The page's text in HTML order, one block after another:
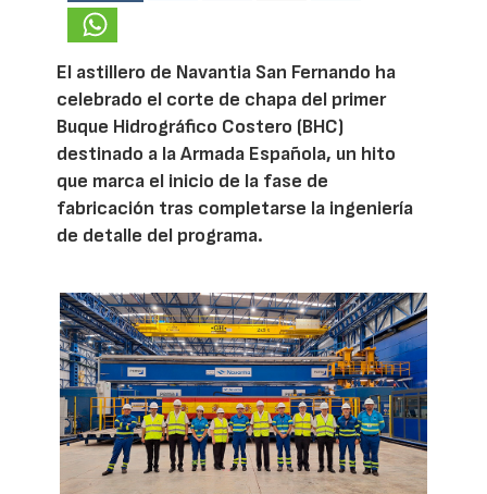
El astillero de Navantia San Fernando ha
celebrado el corte de chapa del primer
Buque Hidrográfico Costero (BHC)
destinado a la Armada Española, un hito
que marca el inicio de la fase de
fabricación tras completarse la ingeniería
de detalle del programa.